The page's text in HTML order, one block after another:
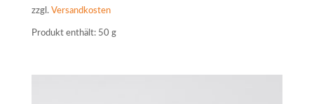
zzgl. Versandkosten
Produkt enthält: 50 g